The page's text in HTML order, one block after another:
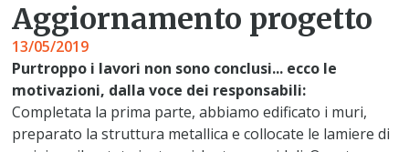
Aggiornamento progetto
13/05/2019
Purtroppo i lavori non sono conclusi... ecco le
motivazioni, dalla voce dei responsabili:
Completata la prima parte, abbiamo edificato i muri,
preparato la struttura metallica e collocate le lamiere di